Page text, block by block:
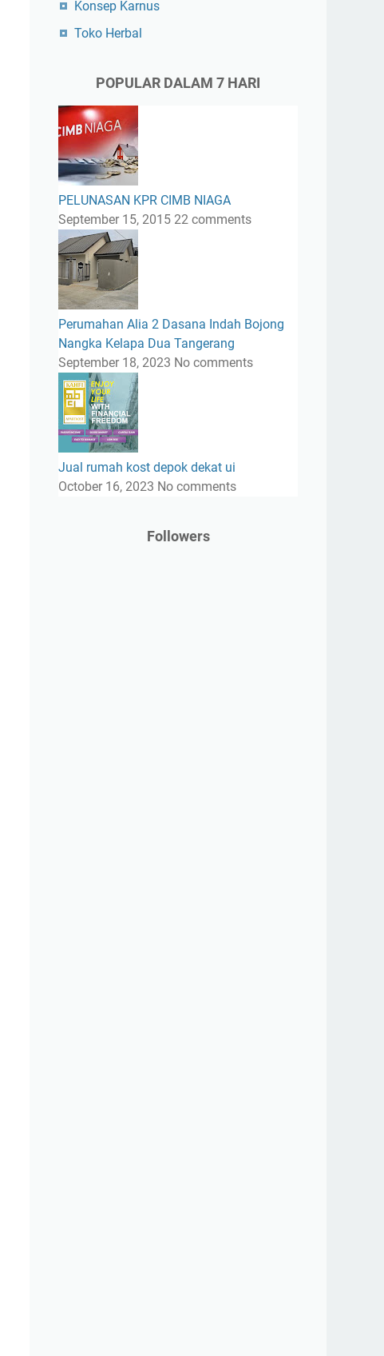
Konsep Karnus
Toko Herbal
POPULAR DALAM 7 HARI
PELUNASAN KPR CIMB NIAGA
September 15, 2015 22 comments
Perumahan Alia 2 Dasana Indah Bojong
Nangka Kelapa Dua Tangerang
September 18, 2023 No comments
Jual rumah kost depok dekat ui
October 16, 2023 No comments
Followers